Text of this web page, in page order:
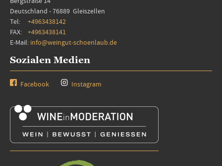
Deutschland - 76889 Gleiszellen
Tel: +4963438142
FAX: +4963438141
E-Mail: info@weingut-schoenlaub.de
Sozialen Medien
Facebook Instagram